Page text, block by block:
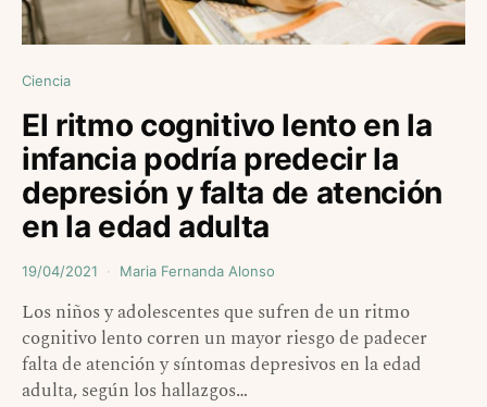
Ciencia
El ritmo cognitivo lento en la
infancia podría predecir la
depresión y falta de atención
en la edad adulta
19/04/2021 Maria Fernanda Alonso
Los niños y adolescentes que sufren de un ritmo
cognitivo lento corren un mayor riesgo de padecer
falta de atención y síntomas depresivos en la edad
adulta, según los hallazgos…